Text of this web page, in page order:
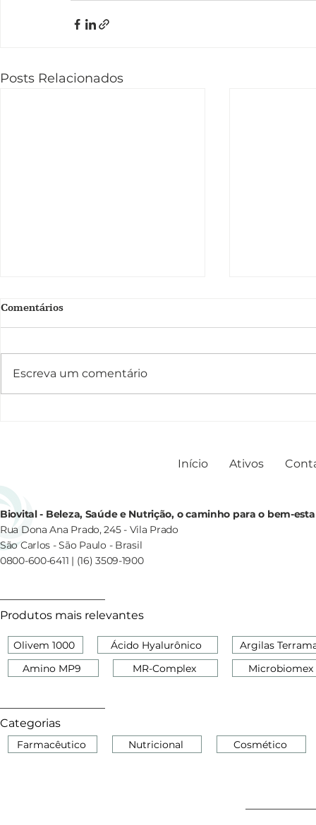
Posts Relacionados
Comentários
Escreva um comentário
Biovital - Beleza, Saúde e Nutrição, o caminho para o bem-
Rua Dona Ana Prado, 245 - Vila Prado
São Carlos - São Paulo - Brasil
0800-600-6411 | (16) 3509-1900
Início Ativos
Produtos mais relevantes
Olivem 1000
Ácido Hyalurônico
Amino MP9
MR-Complex
Argilas
Microbiomex
Categorias
Farmacêutico Nutricional Cosmético